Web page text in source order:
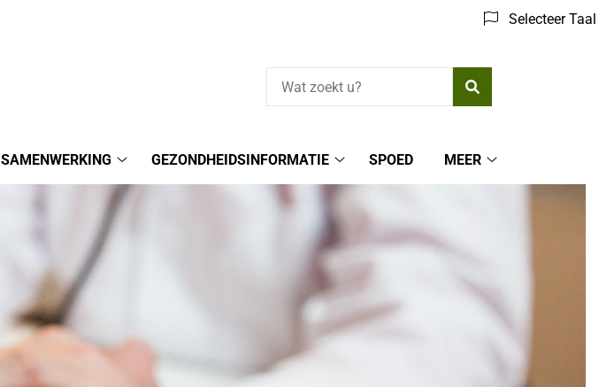
Selecteer Taal
SAMENWERKING
submenu
GEZONDHEIDSINFORMATIE
submenu
SPOED
MEER